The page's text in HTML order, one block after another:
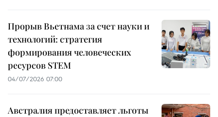
Прорыв Вьетнама за счет науки и
технологий: стратегия
формирования человеческих
ресурсов STEM
04/07/2026 07:00
Австралия предоставляет льготы